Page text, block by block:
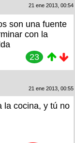
21 ene 2013, 00:54
son una fuente
con la
23
21 ene 2013, 00:55
la cocina, y tú no